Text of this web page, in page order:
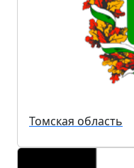
Томская область